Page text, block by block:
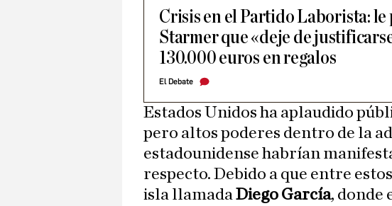
Crisis en el Partido Laborista: le
Starmer que «deje de
130.000 euros en regalos
El Debate
Estados Unidos ha aplaudido
pero altos poderes dentro de la
estadounidense habrían
respecto. Debido a que entre
isla llamadaDiego García, donde